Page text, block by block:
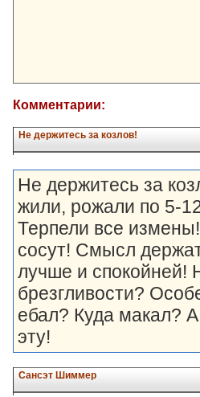
Комментарии:
Не держитесь за козлов!
Не держитесь за
жили, рожали по 5-
Терпели все
сосут! Смысл
лучше и спокойней!
брезгливости?
ебал? Куда макал?
эту!
Сансэт Шиммер